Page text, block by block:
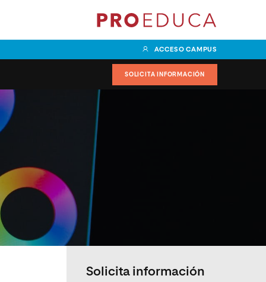
ACCESO CAMPUS
SOLICITA INFORMACIÓN
Transporte y
en
Comercio
especialidad
Management
Grado Superior en
Documentación y
Administración Sanitaria con
especialidad en Validación y
Explotación de datos
Grado Superior en Enseñanza y
Animación Sociodeportivas
Grado Superior en
Acondicionamiento Físico
Solicita información